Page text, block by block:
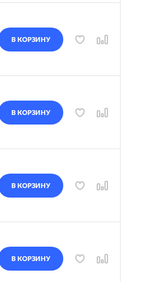
В КОРЗИНУ
В КОРЗИНУ
В КОРЗИНУ
В КОРЗИНУ